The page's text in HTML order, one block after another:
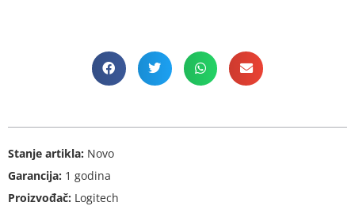
Stanje artikla: Novo
Garancija: 1 godina
Proizvođač: Logitech